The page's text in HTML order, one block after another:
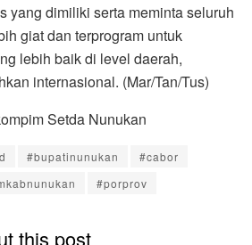
yang dimiliki serta meminta seluruh
giat dan terprogram untuk
lebih baik di level daerah,
internasional. (Mar/Tan/Tus)
Setda Nunukan
#bupatinunukan
#cabor
#porprov
this post